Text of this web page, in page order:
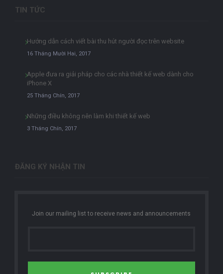
TIN TỨC
Hướng dẫn cách viết bài thu hút người đọc trên website
16 Tháng Mười Hai, 2017
Apple đưa ra giải pháp cho các nhà thiết kế web dành cho
iPhone X
25 Tháng Chín, 2017
Những điều không nên làm khi thiết kế web
3 Tháng Chín, 2017
ĐĂNG KÝ NHẬN TIN
Join our mailing list to receive news and announcements